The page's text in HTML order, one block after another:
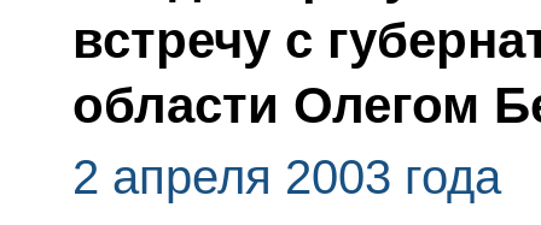
встречу с
области Олегом
2 апреля 2003 года